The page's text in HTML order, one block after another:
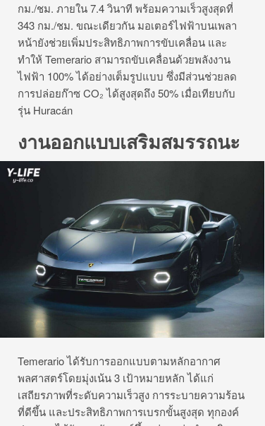
กม./ชม. ภายใน 7.4 วินาที พร้อมความเร็วสูงสุดที่
343 กม./ชม. ขณะเดียวกัน มอเตอร์ไฟฟ้าบนเพลา
หน้ายังช่วยเพิ่มประสิทธิภาพการขับเคลื่อน และ
ทำให้ Temerario สามารถขับเคลื่อนด้วยพลังงาน
ไฟฟ้า 100% ได้อย่างเต็มรูปแบบ ซึ่งมีส่วนช่วยลด
การปล่อยก๊าซ CO₂ ได้สูงสุดถึง 50% เมื่อเทียบกับ
รุ่น Huracán
งานออกแบบเสริมสมรรถนะ
Temerario ได้รับการออกแบบตามหลักอากาศ
พลศาสตร์โดยมุ่งเน้น 3 เป้าหมายหลัก ได้แก่
เสถียรภาพที่ระดับความเร็วสูง การระบายความร้อน
ที่ดีขึ้น และประสิทธิภาพการเบรกขั้นสูงสุด ทุกองค์